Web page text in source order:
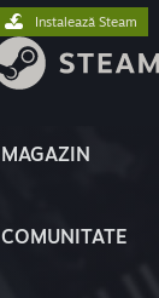
MAGAZIN
COMUNITATE
Instalează Steam